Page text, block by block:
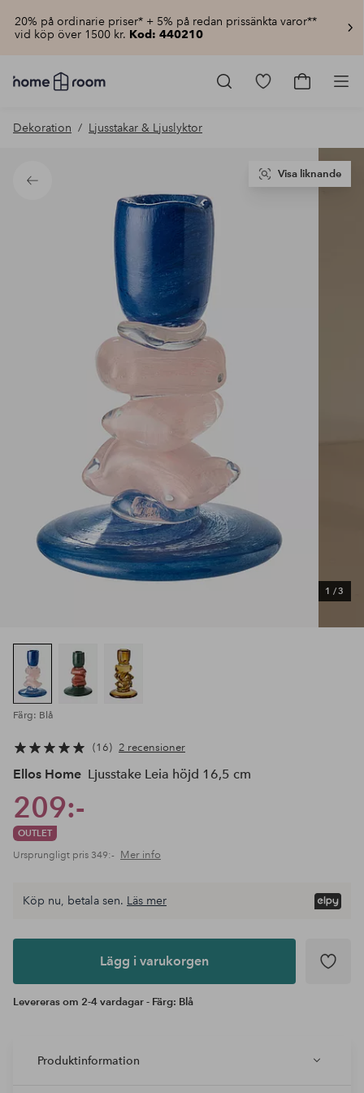
20% på ordinarie priser* + 5% på redan prissänkta varor**
vid köp över 1500 kr. Kod: 440210
Homeroom
–
hemmet
pris
Gå
Gå
Dekoration Ljusstakar & Ljuslyktor
Tillbaka
1 /3
Visa liknande
Färg: Blå
16 2 recensioner
Ellos Home Ljusstake Leia höjd 16,5 cm
209:-
OUTLET
Ursprungligt pris 349:- Mer info
Lägg i
Köp nu, betala sen. Läs mer
Lägg i varukorgen
Levereras om 2-4 vardagar - Färg: Blå
Produktinformation